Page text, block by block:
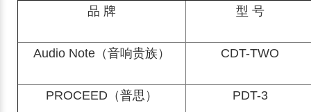
品 牌 型 号
Audio Note（音响贵族） CDT-TWO
PROCEED（普思） PDT-3